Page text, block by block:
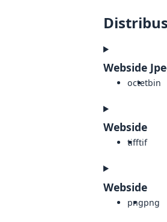
Webside
octetbin
Webside
tifftif
Webside
pngpng